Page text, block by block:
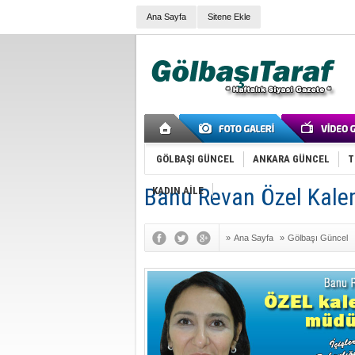
Ana Sayfa Sitene Ekle
GÖLBAŞI GÜNCEL ANKARA GÜNCEL
KADIN AİLE
Banu Revan Özel
» Ana Sayfa » Gölbaşı Güncel